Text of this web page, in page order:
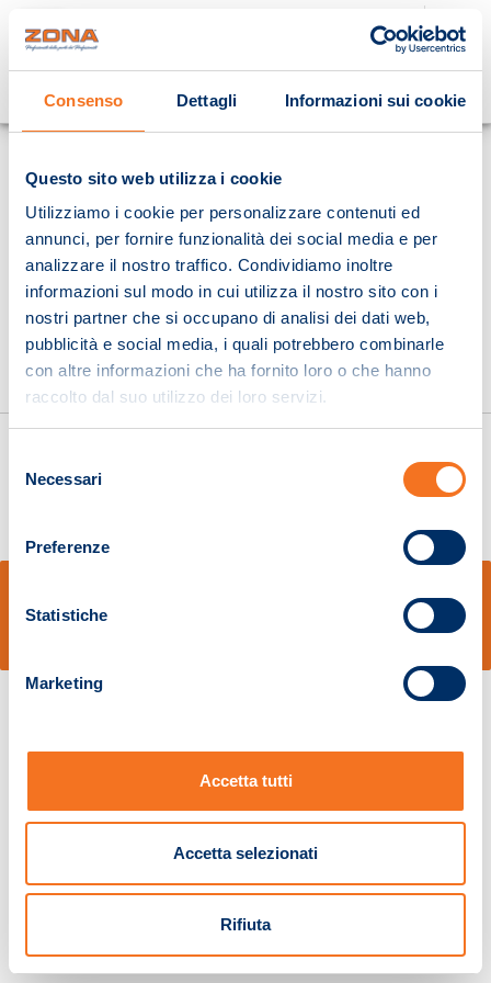
Consenso Dettagli Informazioni sui cookie
Questo sito web utilizza i cookie
Utilizziamo i cookie per personalizzare contenuti ed
annunci, per fornire funzionalità dei social media e per
analizzare il nostro traffico. Condividiamo inoltre
informazioni sul modo in cui utilizza il nostro sito con i
nostri partner che si occupano di analisi dei dati web,
pubblicità e social media, i quali potrebbero combinarle
con altre informazioni che ha fornito loro o che hanno
raccolto dal suo utilizzo dei loro servizi.
delNecessari
Preferenze
Statistiche
Marketing
Accetta tutti
Accetta selezionati
Rifiuta
Cosa stai cercando?
Pistoia 01680210505 – R.E.A. n.155974 - Cap.Soc. € 2.000.000,00 i.v. La
Società adotta il Codice Etico D.lgs. 231/01